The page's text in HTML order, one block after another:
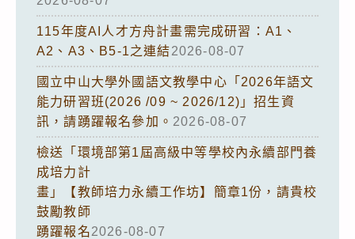
115年度AI人才方舟計畫需完成研習：A1、
A2、A3、B5-1之連結2026-08-07
國立中山大學外國語文教學中心「2026年語文
能力研習班(2026 /09 ~ 2026/12)」招生資
訊，請踴躍報名參加。 2026-08-07
檢送「環境部第1屆高級中等學校內永續部門養
成培力計
畫」【教師培力永續工作坊】簡章1份，請貴校
鼓勵教師
踴躍報名2026-08-07